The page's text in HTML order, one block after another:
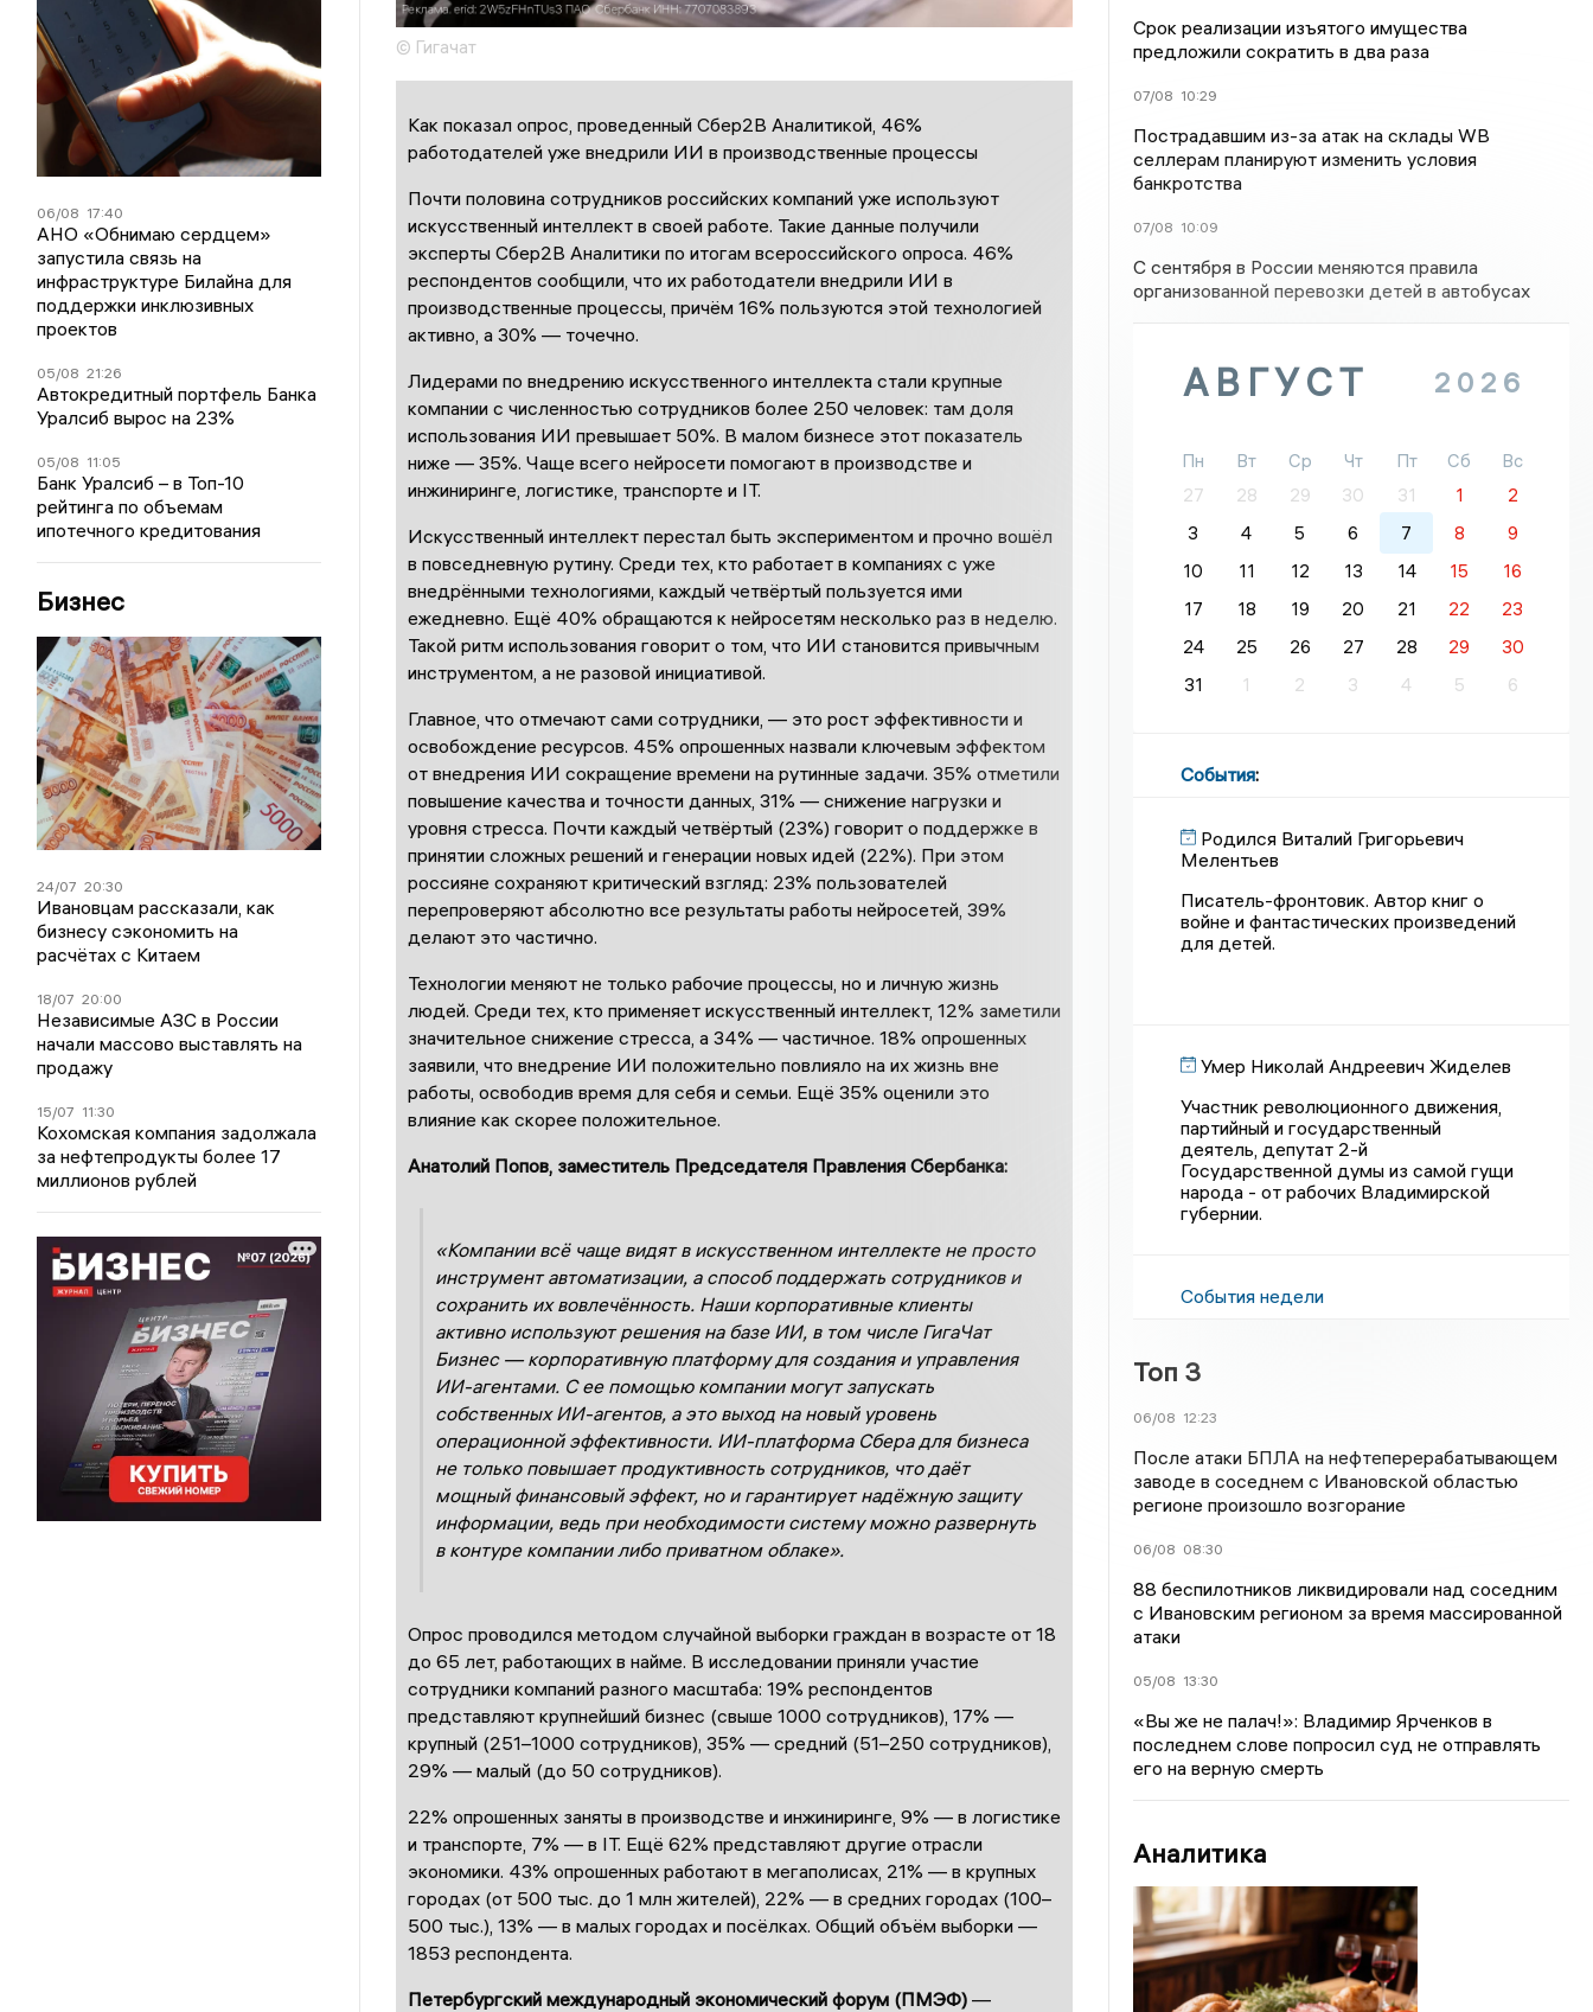
06/08 17:40
АНО «Обнимаю сердцем»
запустила связь на
инфраструктуре Билайна для
поддержки инклюзивных
проектов
05/08 21:26
Автокредитный портфель Банка
Уралсиб вырос на 23%
05/08 11:05
Банк Уралсиб – в Топ-10
рейтинга по объемам
ипотечного кредитования
Бизнес
24/07 20:30
Ивановцам рассказали, как
бизнесу сэкономить на
расчётах с Китаем
18/07 20:00
Независимые АЗС в России
начали массово выставлять на
продажу
15/07 11:30
Кохомская компания задолжала
за нефтепродукты более 17
миллионов рублей
© Гигачат
Как показал опрос, проведенный Сбер2В Аналитикой, 46%
работодателей уже внедрили ИИ в производственные процессы
Почти половина сотрудников российских компаний уже используют
искусственный интеллект в своей работе. Такие данные получили
эксперты Сбер2В Аналитики по итогам всероссийского опроса. 46%
респондентов сообщили, что их работодатели внедрили ИИ в
производственные процессы, причём 16% пользуются этой технологией
активно, а 30% — точечно.
Лидерами по внедрению искусственного интеллекта стали крупные
компании с численностью сотрудников более 250 человек: там доля
использования ИИ превышает 50%. В малом бизнесе этот показатель
ниже — 35%. Чаще всего нейросети помогают в производстве и
инжиниринге, логистике, транспорте и IT.
Искусственный интеллект перестал быть экспериментом и прочно вошёл
в повседневную рутину. Среди тех, кто работает в компаниях с уже
внедрёнными технологиями, каждый четвёртый пользуется ими
ежедневно. Ещё 40% обращаются к нейросетям несколько раз в неделю.
Такой ритм использования говорит о том, что ИИ становится привычным
инструментом, а не разовой инициативой.
Главное, что отмечают сами сотрудники, — это рост эффективности и
освобождение ресурсов. 45% опрошенных назвали ключевым эффектом
от внедрения ИИ сокращение времени на рутинные задачи. 35% отметили
повышение качества и точности данных, 31% — снижение нагрузки и
уровня стресса. Почти каждый четвёртый (23%) говорит о поддержке в
принятии сложных решений и генерации новых идей (22%). При этом
россияне сохраняют критический взгляд: 23% пользователей
перепроверяют абсолютно все результаты работы нейросетей, 39%
делают это частично.
Технологии меняют не только рабочие процессы, но и личную жизнь
людей. Среди тех, кто применяет искусственный интеллект, 12% заметили
значительное снижение стресса, а 34% — частичное. 18% опрошенных
заявили, что внедрение ИИ положительно повлияло на их жизнь вне
работы, освободив время для себя и семьи. Ещё 35% оценили это
влияние как скорее положительное.
Анатолий Попов, заместитель Председателя Правления Сбербанка:
«Компании всё чаще видят в искусственном интеллекте не просто
инструмент автоматизации, а способ поддержать сотрудников и
сохранить их вовлечённость. Наши корпоративные клиенты
активно используют решения на базе ИИ, в том числе ГигаЧат
Бизнес — корпоративную платформу для создания и управления
ИИ-агентами. С ее помощью компании могут запускать
собственных ИИ-агентов, а это выход на новый уровень
операционной эффективности. ИИ-платформа Сбера для бизнеса
не только повышает продуктивность сотрудников, что даёт
мощный финансовый эффект, но и гарантирует надёжную защиту
информации, ведь при необходимости систему можно развернуть
в контуре компании либо приватном облаке».
Опрос проводился методом случайной выборки граждан в возрасте от 18
до 65 лет, работающих в найме. В исследовании приняли участие
сотрудники компаний разного масштаба: 19% респондентов
представляют крупнейший бизнес (свыше 1000 сотрудников), 17% —
крупный (251–1000 сотрудников), 35% — средний (51–250 сотрудников),
29% — малый (до 50 сотрудников).
22% опрошенных заняты в производстве и инжиниринге, 9% — в логистике
и транспорте, 7% — в IT. Ещё 62% представляют другие отрасли
экономики. 43% опрошенных работают в мегаполисах, 21% — в крупных
городах (от 500 тыс. до 1 млн жителей), 22% — в средних городах (100–
500 тыс.), 13% — в малых городах и посёлках. Общий объём выборки —
1853 респондента.
Петербургский международный экономический форум (ПМЭФ) —
Срок реализации изъятого имущества
предложили сократить в два раза
07/08 10:29
Пострадавшим из-за атак на склады WВ
селлерам планируют изменить условия
банкротства
07/08 10:09
С сентября в России меняются правила
организованной перевозки детей в автобусах
АВГУСТ 2026
Пн Вт Ср Чт Пт Сб
Вс
27
28 29 30 31 1
2
3
4 5 6 7 8
9
10
11 12 13 14 15
16
17
18 19 20 21 22
23
24
25 26 27 28 29
30
31
1 2 3 4 5 6
События:
Родился Виталий Григорьевич
Мелентьев
Писатель-фронтовик. Автор книг о
войне и фантастических произведений
для детей.
Умер Николай Андреевич Жиделев
Участник революционного движения,
партийный и государственный
деятель, депутат 2-й
Государственной думы из самой гущи
народа - от рабочих Владимирской
губернии.
События недели
Топ 3
06/08 12:23
После атаки БПЛА на нефтеперерабатывающем
заводе в соседнем с Ивановской областью
регионе произошло возгорание
06/08 08:30
88 беспилотников ликвидировали над соседним
с Ивановским регионом за время массированной
атаки
05/08 13:30
«Вы же не палач!»: Владимир Ярченков в
последнем слове попросил суд не отправлять
его на верную смерть
Аналитика